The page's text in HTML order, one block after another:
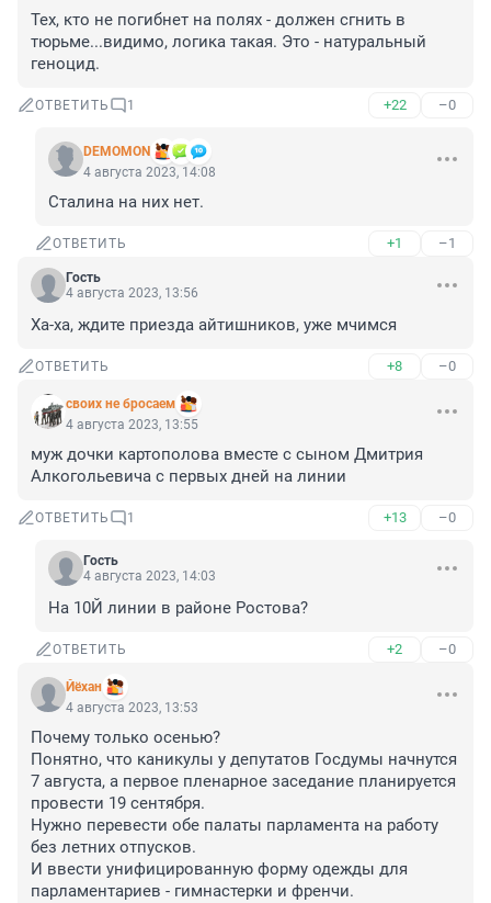
Тех, кто не погибнет на полях - должен сгнить в
тюрьме...видимо, логика такая. Это - натуральный
геноцид.
ОТВЕТИТЬ 1 +22 –0
DEMOMON
4 августа 2023, 14:08
Сталина на них нет.
ОТВЕТИТЬ +1 –1
Гость
4 августа 2023, 13:56
Ха-ха, ждите приезда айтишников, уже мчимся
ОТВЕТИТЬ +8 –0
своих не бросаем
4 августа 2023, 13:55
муж дочки картополова вместе с сыном Дмитрия
Алкогольевича с первых дней на линии
ОТВЕТИТЬ 1 +13 –0
Гость
4 августа 2023, 14:03
На 10Й линии в районе Ростова?
ОТВЕТИТЬ +2 –0
Йёхан
4 августа 2023, 13:53
Почему только осенью?
Понятно, что каникулы у депутатов Госдумы начнутся
7 августа, а первое пленарное заседание планируется
провести 19 сентября.
Нужно перевести обе палаты парламента на работу
без летних отпусков.
И ввести унифицированную форму одежды для
парламентариев - гимнастерки и френчи.